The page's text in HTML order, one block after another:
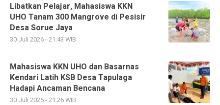
Libatkan Pelajar, Mahasiswa KKN
UHO Tanam 300 Mangrove di Pesisir
Desa Sorue Jaya
30 Juli 2026 - 21:43 WIB
Mahasiswa KKN UHO dan Basarnas
Kendari Latih KSB Desa Tapulaga
Hadapi Ancaman Bencana
30 Juli 2026 - 21:26 WIB